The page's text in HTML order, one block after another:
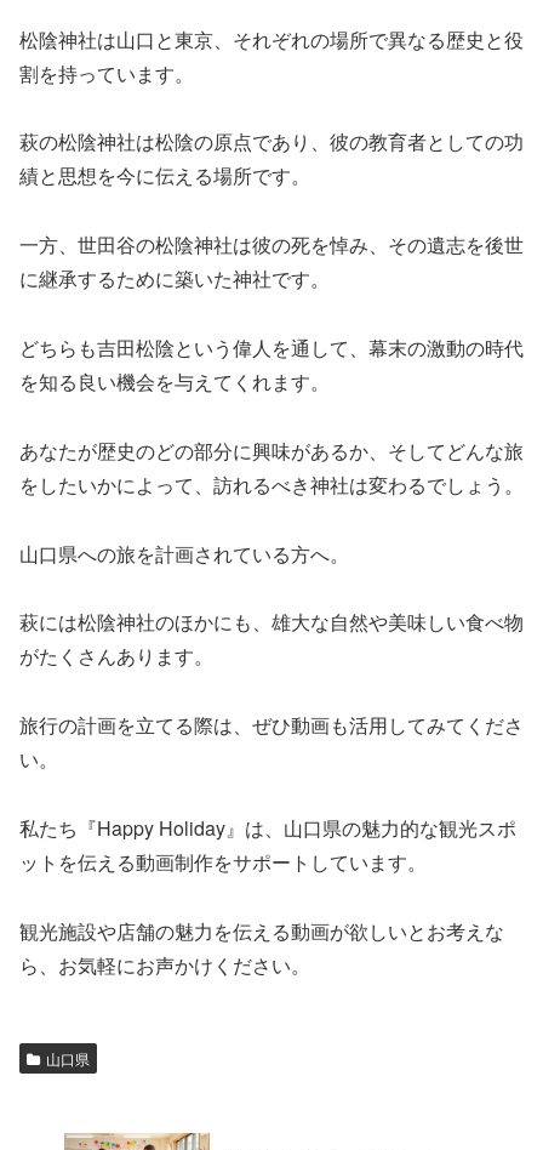
松陰神社は山口と東京、それぞれの場所で異なる歴史と役
割を持っています。
萩の松陰神社は松陰の原点であり、彼の教育者としての功
績と思想を今に伝える場所です。
一方、世田谷の松陰神社は彼の死を悼み、その遺志を後世
に継承するために築いた神社です。
どちらも吉田松陰という偉人を通して、幕末の激動の時代
を知る良い機会を与えてくれます。
あなたが歴史のどの部分に興味があるか、そしてどんな旅
をしたいかによって、訪れるべき神社は変わるでしょう。
山口県への旅を計画されている方へ。
萩には松陰神社のほかにも、雄大な自然や美味しい食べ物
がたくさんあります。
旅行の計画を立てる際は、ぜひ動画も活用してみてくださ
い。
私たち『Happy Holiday』は、山口県の魅力的な観光スポ
ットを伝える動画制作をサポートしています。
観光施設や店舗の魅力を伝える動画が欲しいとお考えな
ら、お気軽にお声かけください。
山口県